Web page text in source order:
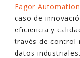
Fagor Automation
caso de
eficiencia y
través de control
datos industriales.